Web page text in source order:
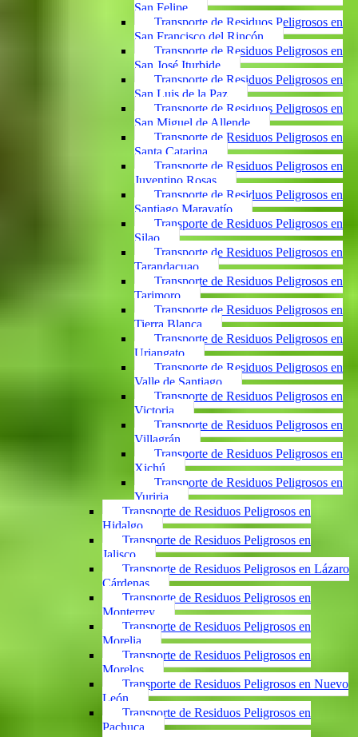
San Felipe
Transporte de Residuos Peligrosos en
San Francisco del Rincón
Transporte de Residuos Peligrosos en
San José Iturbide
Transporte de Residuos Peligrosos en
San Luis de la Paz
Transporte de Residuos Peligrosos en
San Miguel de Allende
Transporte de Residuos Peligrosos en
Santa Catarina
Transporte de Residuos Peligrosos en
Juventino Rosas
Transporte de Residuos Peligrosos en
Santiago Maravatío
Transporte de Residuos Peligrosos en
Silao
Transporte de Residuos Peligrosos en
Tarandacuao
Transporte de Residuos Peligrosos en
Tarimoro
Transporte de Residuos Peligrosos en
Tierra Blanca
Transporte de Residuos Peligrosos en
Uriangato
Transporte de Residuos Peligrosos en
Valle de Santiago
Transporte de Residuos Peligrosos en
Victoria
Transporte de Residuos Peligrosos en
Villagrán
Transporte de Residuos Peligrosos en
Xichú
Transporte de Residuos Peligrosos en
Yuriria
Transporte de Residuos Peligrosos en
Hidalgo
Transporte de Residuos Peligrosos en
Jalisco
Transporte de Residuos Peligrosos en Lázaro
Cárdenas
Transporte de Residuos Peligrosos en
Monterrey
Transporte de Residuos Peligrosos en
Morelia
Transporte de Residuos Peligrosos en
Morelos
Transporte de Residuos Peligrosos en Nuevo
León
Transporte de Residuos Peligrosos en
Pachuca